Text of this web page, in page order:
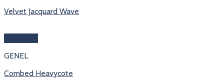
Velvet Jacquard Wave
GENEL
Combed Heavycote